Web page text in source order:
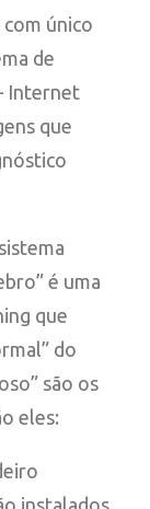
único
de
Internet
que
é uma
que
do
são os
eles:
instalados